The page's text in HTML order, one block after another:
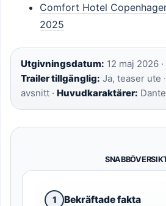
Comfort Hotel
2025
Utgivningsdatum: 12 maj 2026 ·
Trailer tillgänglig: Ja, teaser ute ·
avsnitt · Huvudkaraktärer:
1 Bekräftade fakta